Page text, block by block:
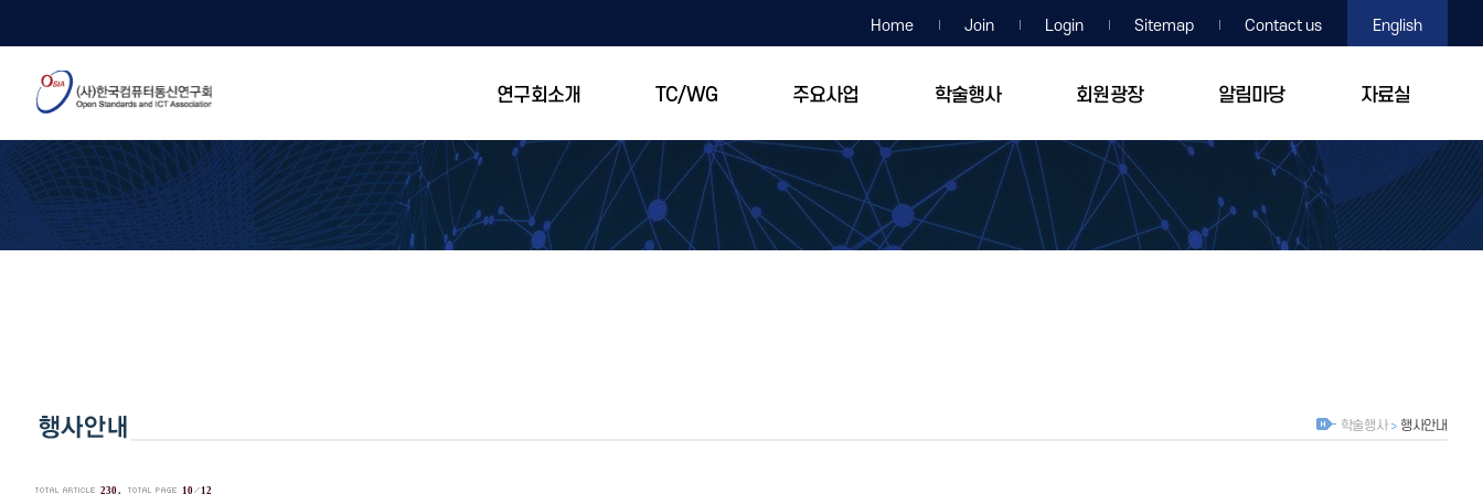
Home Join Login Sitemap Contact us English
연구회소개 TC/WG 주요사업 학술행사 회원광장 알림마당 자료실
학술행사 행사안내
230. 10 12